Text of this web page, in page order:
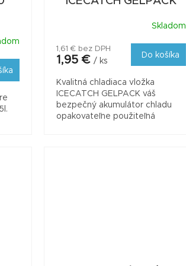
Skladom
1,61 € bez DPH
1,95 € / ks
Do košíka
Kvalitná chladiaca vložka
ICECATCH GELPACK váš
bezpečný akumulátor chladu
opakovateľne použiteľná